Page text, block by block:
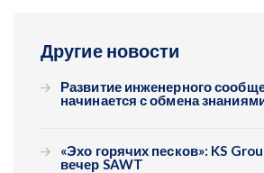
Другие новости
Развитие инженерного
начинается с обмена
«Эхо горячих песков»: KS
вечер SAWT